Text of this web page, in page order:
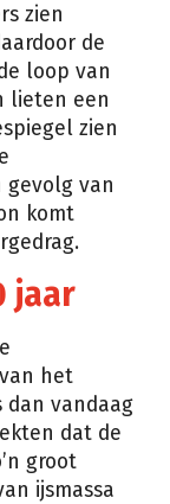
zien
de
loop van
lieten een
zien
van
komt
jaar
het
dan vandaag
dat de
groot
ijsmassa